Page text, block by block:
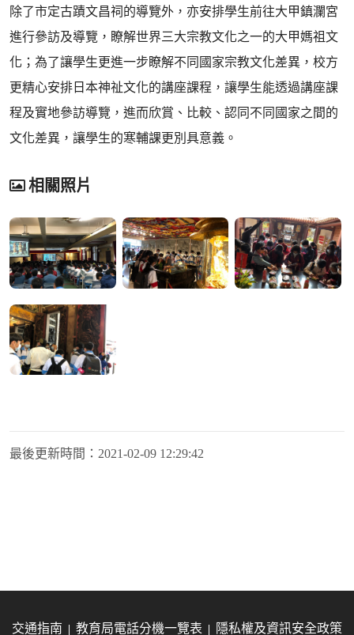
除了市定古蹟文昌祠的導覽外，亦安排學生前往大甲鎮瀾宮
進行參訪及導覽，瞭解世界三大宗教文化之一的大甲媽祖文
化；為了讓學生更進一步瞭解不同國家宗教文化差異，校方
更精心安排日本神祉文化的講座課程，讓學生能透過講座課
程及實地參訪導覽，進而欣賞、比較、認同不同國家之間的
文化差異，讓學生的寒輔課更別具意義。
相關照片
最後更新時間： 2021-02-09 12:29:42
交通指南 教育局電話分機一覽表 隱私權及資訊安全政策